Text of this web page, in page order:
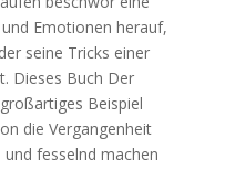
Emotionen herauf,
seine Tricks einer
Dieses Buch Der
Beispiel
die Vergangenheit
fesselnd machen